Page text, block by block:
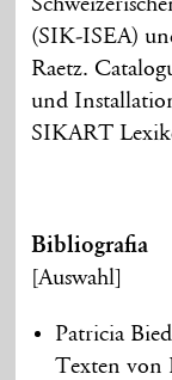
(SIK-ISEA)
Raetz.
und
SIKART
Bibliografia
[Auswahl]
Patricia
Texten von